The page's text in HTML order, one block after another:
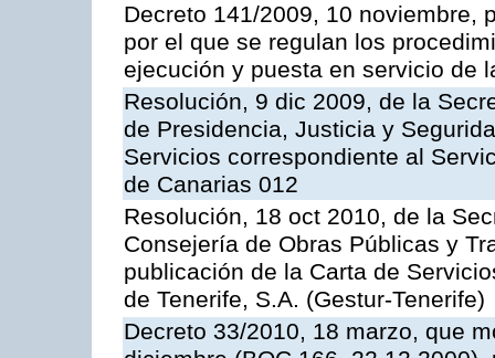
Decreto 141/2009, 10 noviembre,
por el que se regulan los
ejecución y puesta en servicio de
Resolución, 9 dic 2009, de la
de Presidencia, Justicia y
Servicios correspondiente al
de Canarias 012
Resolución, 18 oct 2010, de la
Consejería de Obras Públicas y
publicación de la Carta de
de Tenerife, S.A. (Gestur-Tenerife)
Decreto 33/2010, 18 marzo, que